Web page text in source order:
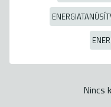
Nincs